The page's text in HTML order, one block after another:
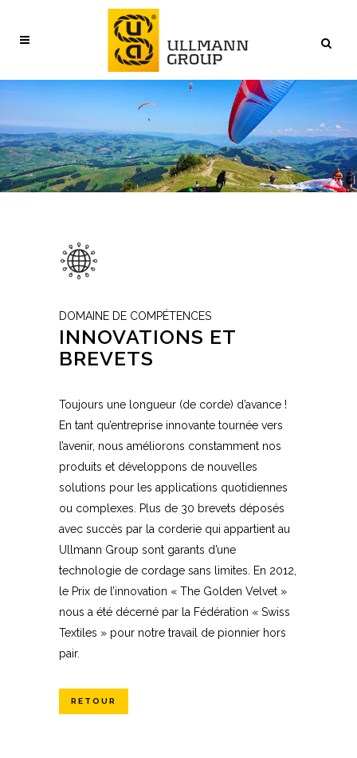
DOMAINE DE COMPÉTENCES
INNOVATIONS ET
BREVETS
Toujours une longueur (de corde) d’avance !
En tant qu’entreprise innovante tournée vers
l’avenir, nous améliorons constamment nos
produits et développons de nouvelles
solutions pour les applications quotidiennes
ou complexes. Plus de 30 brevets déposés
avec succès par la corderie qui appartient au
Ullmann Group sont garants d’une
technologie de cordage sans limites. En 2012,
le Prix de l’innovation « The Golden Velvet »
nous a été décerné par la Fédération « Swiss
Textiles » pour notre travail de pionnier hors
pair.
RETOUR